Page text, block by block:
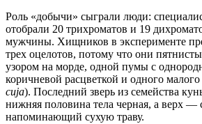
Роль «добычи» сыграли люди:
отобрали 20 трихроматов и 19
мужчины. Хищников в эксперименте
трех оцелотов, потому что они
узором на морде, одной пумы с
коричневой расцветкой и одного малого
cuja). Последний зверь из семейства
нижняя половина тела черная, а верх —
напоминающий сухую траву.